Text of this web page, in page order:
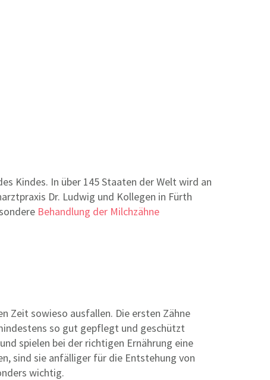
Kindes. In über 145 Staaten der Welt wird an
Dr. Ludwig und Kollegen in Fürth
Behandlung der Milchzähne
Zeit sowieso ausfallen. Die ersten Zähne
so gut gepflegt und geschützt
spielen bei der richtigen Ernährung eine
sind sie anfälliger für die Entstehung von
wichtig.